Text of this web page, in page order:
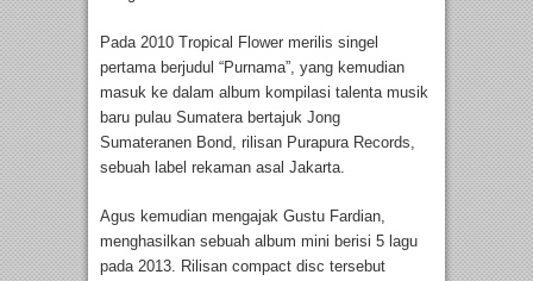
Pada 2010 Tropical Flower merilis singel
pertama berjudul “Purnama”, yang kemudian
masuk ke dalam album kompilasi talenta musik
baru pulau Sumatera bertajuk Jong
Sumateranen Bond, rilisan Purapura Records,
sebuah label rekaman asal Jakarta.
Agus kemudian mengajak Gustu Fardian,
menghasilkan sebuah album mini berisi 5 lagu
pada 2013. Rilisan compact disc tersebut